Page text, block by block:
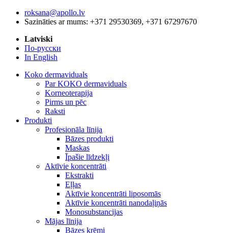
roksana@apollo.lv
Sazināties ar mums: +371 29530369, +371 67297670
Latviski
По-русски
In English
Koko dermaviduals
Par KOKO dermaviduals
Korneoterapija
Pirms un pēc
Raksti
Produkti
Profesionāla līnija
Bāzes produkti
Maskas
Īpašie līdzekļi
Aktīvie koncentrāti
Ekstrakti
Eļļas
Aktīvie koncentrāti liposomās
Aktīvie koncentrāti nanodaļiņās
Monosubstancijas
Mājas līnija
Bāzes krēmi